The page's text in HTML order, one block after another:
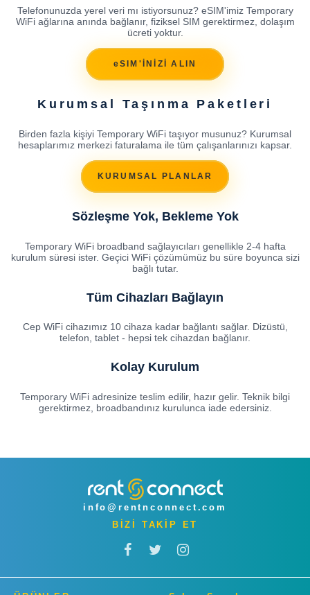
Telefonunuzda yerel veri mı istiyorsunuz? eSIM'imiz Temporary
WiFi ağlarına anında bağlanır, fiziksel SIM gerektirmez, dolaşım
ücreti yoktur.
eSIM'İNİZİ ALIN
Kurumsal Taşınma Paketleri
Birden fazla kişiyi Temporary WiFi taşıyor musunuz? Kurumsal
hesaplarımız merkezi faturalama ile tüm çalışanlarınızı kapsar.
KURUMSAL PLANLAR
Sözleşme Yok, Bekleme Yok
Temporary WiFi broadband sağlayıcıları genellikle 2-4 hafta
kurulum süresi ister. Geçici WiFi çözümümüz bu süre boyunca sizi
bağlı tutar.
Tüm Cihazları Bağlayın
Cep WiFi cihazımız 10 cihaza kadar bağlantı sağlar. Dizüstü,
telefon, tablet - hepsi tek cihazdan bağlanır.
Kolay Kurulum
Temporary WiFi adresinize teslim edilir, hazır gelir. Teknik bilgi
gerektirmez, broadbandınız kurulunca iade edersiniz.
info@rentnconnect.com
BİZİ TAKİP ET